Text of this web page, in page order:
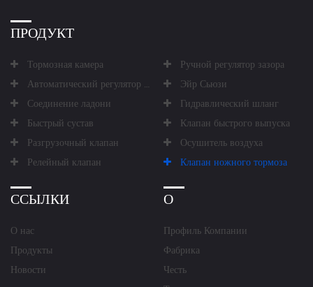
ПРОДУКТ
Тормозная камера
Ручной регулятор зазора
Автоматический регулятор зазора
Эйр Сьюзи
Соединение ладони
Гидравлический шланг
Быстрый сустав
Клапан быстрого выпуска
Разгрузочный клапан
Осушитель воздуха
Релейный клапан
Клапан ножного тормоза
ССЫЛКИ
О нас
Продукты
Новости
О
Профиль Компании
Фабрика
Честь